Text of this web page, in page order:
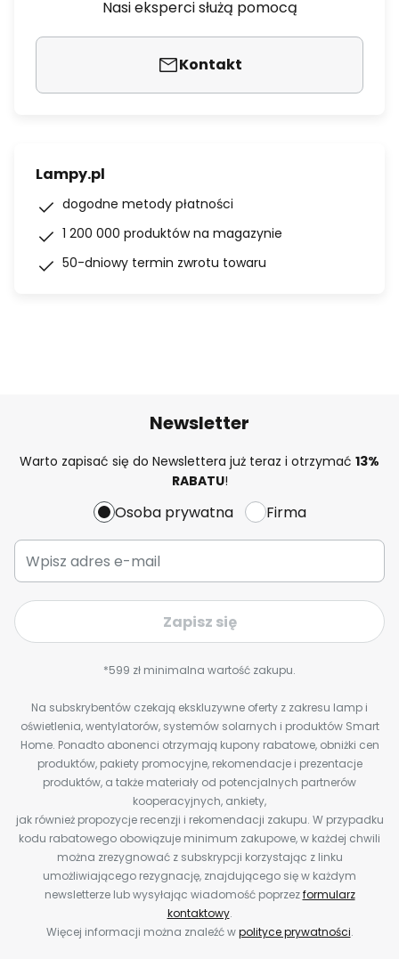
Nasi eksperci służą pomocą
Kontakt
Lampy.pl
dogodne metody płatności
1 200 000 produktów na magazynie
50-dniowy termin zwrotu towaru
Newsletter
Warto zapisać się do Newslettera już teraz i otrzymać 13%
RABATU!
Osoba prywatna Firma
Zapisz się
*599 zł minimalna wartość zakupu.
Na subskrybentów czekają ekskluzywne oferty z zakresu lamp i
oświetlenia, wentylatorów, systemów solarnych i produktów Smart
Home. Ponadto abonenci otrzymają kupony rabatowe, obniżki cen
produktów, pakiety promocyjne, rekomendacje i prezentacje
produktów, a także materiały od potencjalnych partnerów
kooperacyjnych, ankiety,
jak również propozycje recenzji i rekomendacji zakupu. W przypadku
kodu rabatowego obowiązuje minimum zakupowe, w każdej chwili
można zrezygnować z subskrypcji korzystając z linku
umożliwiającego rezygnację, znajdującego się w każdym
newsletterze lub wysyłając wiadomość poprzezformularz
kontaktowy.
Więcej informacji można znaleźć wpolityce prywatności.